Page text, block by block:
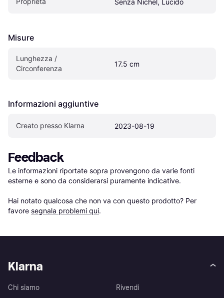
Senza Nichel, Lucido
Misure
Lunghezza /
Circonferenza
17.5 cm
Informazioni aggiuntive
Creato presso Klarna 2023-08-19
Feedback
Le informazioni riportate sopra provengono da varie fonti
esterne e sono da considerarsi puramente indicative.
Hai notato qualcosa che non va con questo prodotto? Per
favore segnala problemi qui.
Klarna
Chi siamo
Rivendi